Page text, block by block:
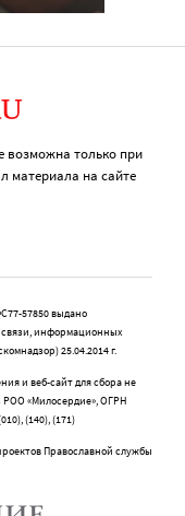
возможна только при
материала на сайте
57850 выдано
информационных
25.04.2014 г.
и веб-сайт для сбора не
РОО «Милосердие», ОГРН
(140), (171)
Православной службы